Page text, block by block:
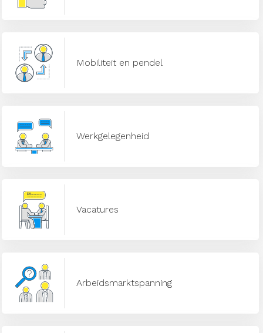
Mobiliteit en pendel
Werkgelegenheid
Vacatures
Arbeidsmarktspanning